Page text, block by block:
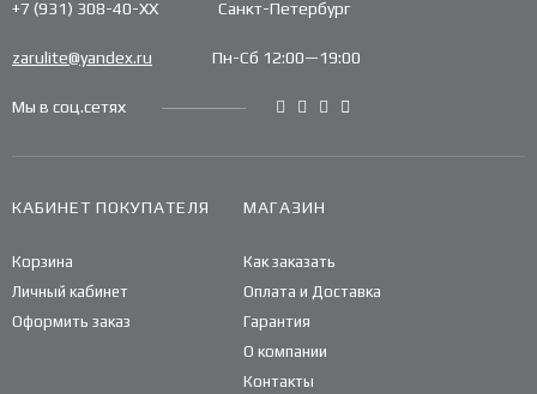
+7 (931) 308-40-ХХ Санкт-Петербург
zarulite@yandex.ru Пн-Сб 12:00—19:00
Мы в соц.сетях
КАБИНЕТ ПОКУПАТЕЛЯ
Корзина
Личный кабинет
Оформить заказ
МАГАЗИН
Как заказать
Оплата и Доставка
Гарантия
О компании
Контакты